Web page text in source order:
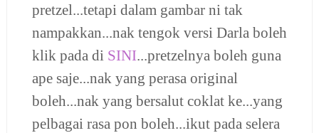
pretzel...tetapi dalam gambar ni tak
nampakkan...nak tengok versi Darla boleh
klik pada di SINI...pretzelnya boleh guna
ape saje...nak yang perasa original
boleh...nak yang bersalut coklat ke...yang
pelbagai rasa pon boleh...ikut pada selera